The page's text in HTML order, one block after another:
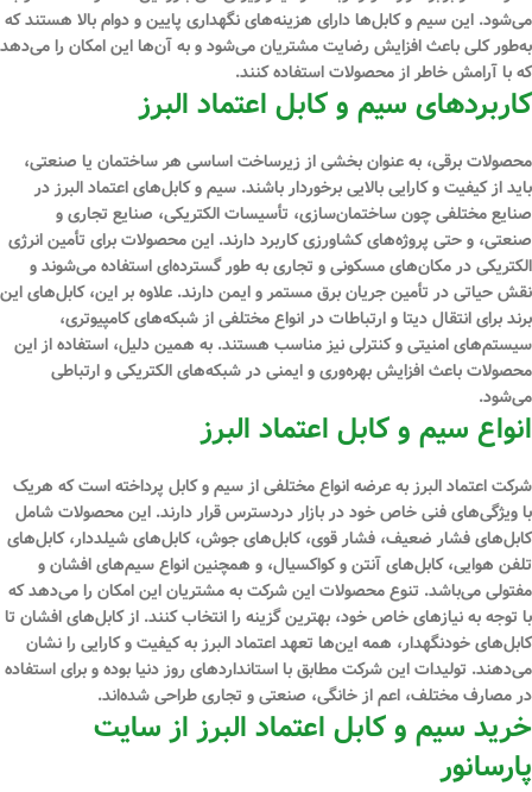
می‌شود. این سیم و کابل‌ها دارای هزینه‌های نگهداری پایین و دوام بالا هستند که
به‌طور کلی باعث افزایش رضایت مشتریان می‌شود و به آن‌ها این امکان را می‌دهد
که با آرامش خاطر از محصولات استفاده کنند.
کاربردهای سیم و کابل اعتماد البرز
محصولات برقی، به عنوان بخشی از زیرساخت اساسی هر ساختمان یا صنعتی،
باید از کیفیت و کارایی بالایی برخوردار باشند. سیم و کابل‌های اعتماد البرز در
صنایع مختلفی چون ساختمان‌سازی، تأسیسات الکتریکی، صنایع تجاری و
صنعتی، و حتی پروژه‌های کشاورزی کاربرد دارند. این محصولات برای تأمین انرژی
الکتریکی در مکان‌های مسکونی و تجاری به طور گسترده‌ای استفاده می‌شوند و
نقش حیاتی در تأمین جریان برق مستمر و ایمن دارند. علاوه بر این، کابل‌های این
برند برای انتقال دیتا و ارتباطات در انواع مختلفی از شبکه‌های کامپیوتری،
سیستم‌های امنیتی و کنترلی نیز مناسب هستند. به همین دلیل، استفاده از این
محصولات باعث افزایش بهره‌وری و ایمنی در شبکه‌های الکتریکی و ارتباطی
می‌شود.
انواع سیم و کابل اعتماد البرز
شرکت اعتماد البرز به عرضه انواع مختلفی از سیم و کابل پرداخته است که هریک
با ویژگی‌های فنی خاص خود در بازار دردسترس قرار دارند. این محصولات شامل
کابل‌های فشار ضعیف، فشار قوی، کابل‌های جوش، کابل‌های شیلددار، کابل‌های
تلفن هوایی، کابل‌های آنتن و کواکسیال، و همچنین انواع سیم‌های افشان و
مفتولی می‌باشد. تنوع محصولات این شرکت به مشتریان این امکان را می‌دهد که
با توجه به نیازهای خاص خود، بهترین گزینه را انتخاب کنند. از کابل‌های افشان تا
کابل‌های خودنگهدار، همه این‌ها تعهد اعتماد البرز به کیفیت و کارایی را نشان
می‌دهند. تولیدات این شرکت مطابق با استانداردهای روز دنیا بوده و برای استفاده
در مصارف مختلف، اعم از خانگی، صنعتی و تجاری طراحی شده‌اند.
خرید سیم و کابل اعتماد البرز از سایت
پارسانور